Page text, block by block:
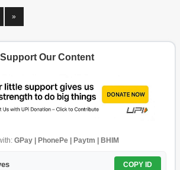
»
Support Our Content
GPay | PhonePe | Paytm | BHIM
COPY ID